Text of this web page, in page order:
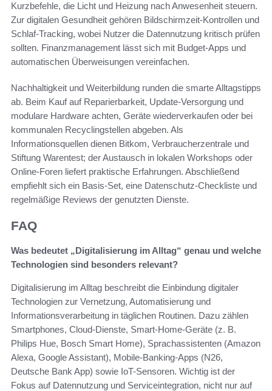
Kurzbefehle, die Licht und Heizung nach Anwesenheit steuern.
Zur digitalen Gesundheit gehören Bildschirmzeit‑Kontrollen und
Schlaf‑Tracking, wobei Nutzer die Datennutzung kritisch prüfen
sollten. Finanzmanagement lässt sich mit Budget‑Apps und
automatischen Überweisungen vereinfachen.
Nachhaltigkeit und Weiterbildung runden die smarte Alltagstipps
ab. Beim Kauf auf Reparierbarkeit, Update‑Versorgung und
modulare Hardware achten, Geräte wiederverkaufen oder bei
kommunalen Recyclingstellen abgeben. Als
Informationsquellen dienen Bitkom, Verbraucherzentrale und
Stiftung Warentest; der Austausch in lokalen Workshops oder
Online‑Foren liefert praktische Erfahrungen. Abschließend
empfiehlt sich ein Basis‑Set, eine Datenschutz‑Checkliste und
regelmäßige Reviews der genutzten Dienste.
FAQ
Was bedeutet „Digitalisierung im Alltag“ genau und welche
Technologien sind besonders relevant?
Digitalisierung im Alltag beschreibt die Einbindung digitaler
Technologien zur Vernetzung, Automatisierung und
Informationsverarbeitung in täglichen Routinen. Dazu zählen
Smartphones, Cloud-Dienste, Smart-Home-Geräte (z. B.
Philips Hue, Bosch Smart Home), Sprachassistenten (Amazon
Alexa, Google Assistant), Mobile-Banking-Apps (N26,
Deutsche Bank App) sowie IoT-Sensoren. Wichtig ist der
Fokus auf Datennutzung und Serviceintegration, nicht nur auf